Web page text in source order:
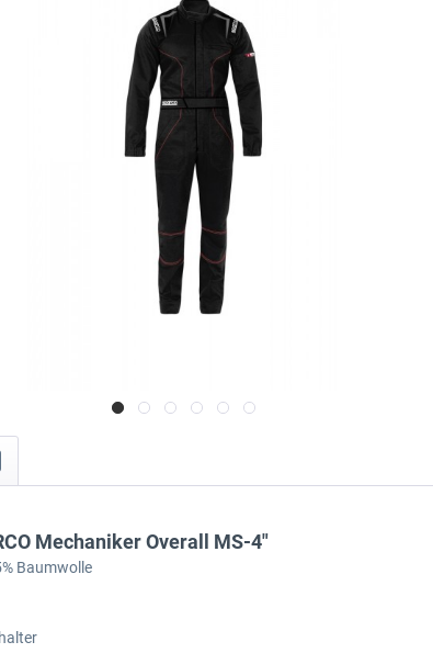
Mechaniker Overall MS-4"
Baumwolle